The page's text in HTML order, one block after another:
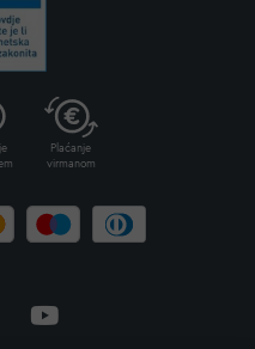
Plaćanje
virmanom